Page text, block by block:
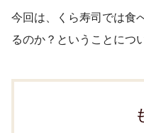
今回は、くら寿司では食
るのか？ということにつ